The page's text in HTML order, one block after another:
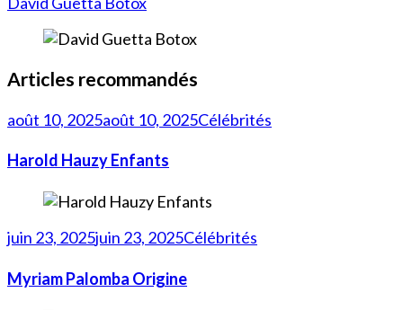
Articles recommandés
août 10, 2025août 10, 2025Célébrités
Harold Hauzy Enfants
juin 23, 2025juin 23, 2025Célébrités
Myriam Palomba Origine